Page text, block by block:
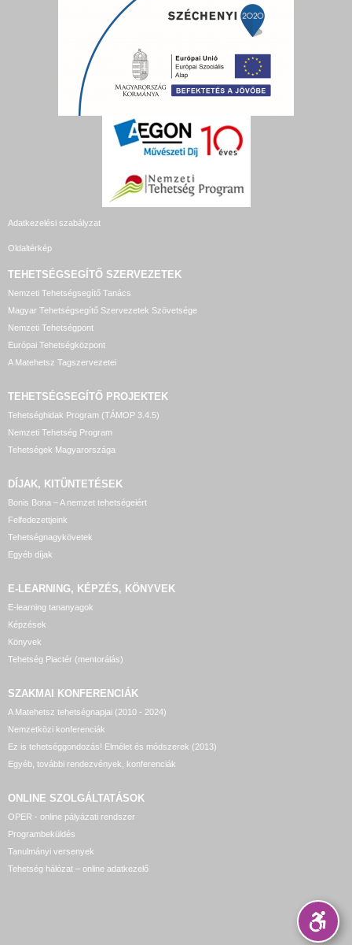
Adatkezelési szabályzat
Oldaltérkép
TEHETSÉGSEGÍTŐ SZERVEZETEK
Nemzeti Tehetségsegítő Tanács
Magyar Tehetségsegítő Szervezetek Szövetsége
Nemzeti Tehetségpont
Európai Tehetségközpont
A Matehetsz Tagszervezetei
TEHETSÉGSEGÍTŐ PROJEKTEK
Tehetséghidak Program (TÁMOP 3.4.5)
Nemzeti Tehetség Program
Tehetségek Magyarországa
DÍJAK, KITÜNTETÉSEK
Bonis Bona – A nemzet tehetségeiért
Felfedezettjeink
Tehetségnagykövetek
Egyéb díjak
E-LEARNING, KÉPZÉS, KÖNYVEK
E-learning tananyagok
Képzések
Könyvek
Tehetség Piactér (mentorálás)
SZAKMAI KONFERENCIÁK
A Matehetsz tehetségnapjai (2010 - 2024)
Nemzetközi konferenciák
Ez is tehetséggondozás! Elmélet és módszerek (2013)
Egyéb, további rendezvények, konferenciák
ONLINE SZOLGÁLTATÁSOK
OPER - online pályázati rendszer
Programbeküldés
Tanulmányi versenyek
Tehetség hálózat – online adatkezelő